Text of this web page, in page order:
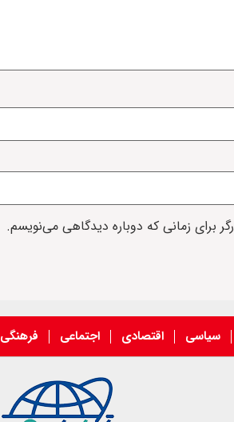
برای زمانی که دوباره دیدگاهی می‌نویسم.
سیاسی اقتصادی اجتماعی فرهنگی